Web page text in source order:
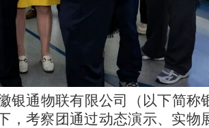
银通物联有限公司（以下简称
，考察团通过动态演示、实物